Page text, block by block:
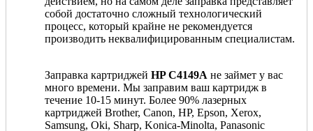
собой достаточно сложный технологический
процесс, который крайне не рекомендуется
производить неквалифицированным специалистам.
Заправка картриджей HP C4149A не займет у вас
много времени. Мы заправим ваш картридж в
течение 10-15 минут. Более 90% лазерных
картриджей Brother, Canon, HP, Epson, Xerox,
Samsung, Oki, Sharp, Konica-Minolta, Panasonic